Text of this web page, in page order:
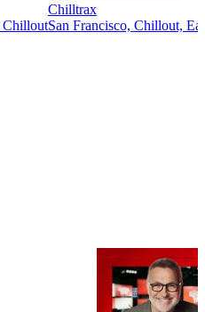
Chillout
Chilltrax
San Francisco, Chillout,